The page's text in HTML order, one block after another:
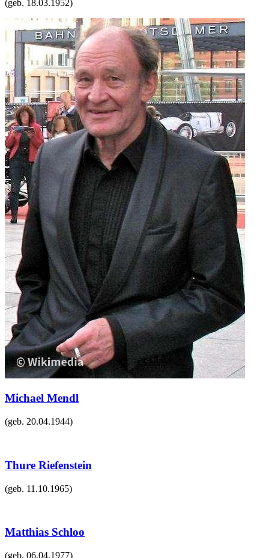
(geb. 18.03.1952)
Michael Mendl
(geb. 20.04.1944)
Thure Riefenstein
(geb. 11.10.1965)
Matthias Schloo
(geb. 06.04.1977)